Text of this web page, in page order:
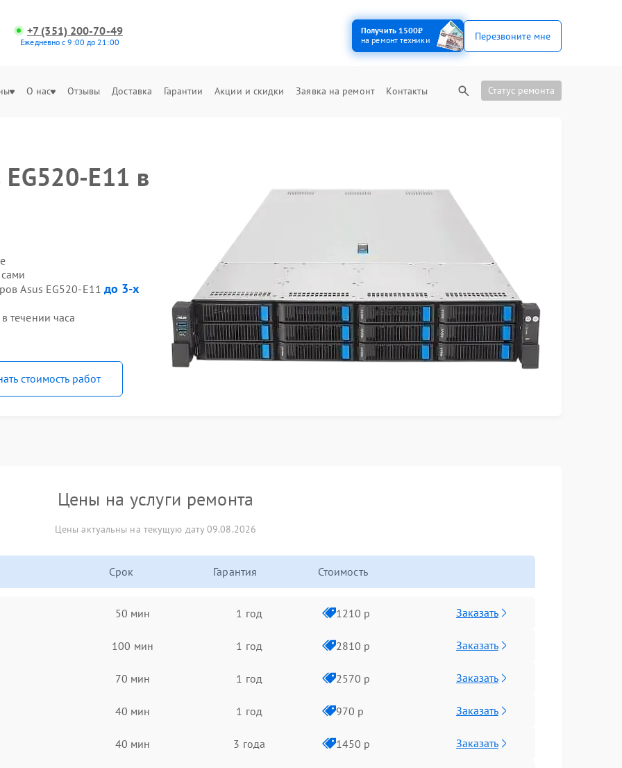
+7 (351) 200-70-49
Ежедневно с 9:00 до 21:00
Получить 1500₽
на ремонт техники
Перезвоните мне
О нас Отзывы Доставка Гарантии Акции и скидки Заявка на ремонт Контакты Статус ремонта
E11 в
Asus EG520-E11 до 3-х
течении часа
стоимость работ
Цены на услуги ремонта
Цены актуальны на текущую дату 09.08.2026
Срок Гарантия Стоимость
50 мин 1 год 1210 р Заказать
100 мин 1 год 2810 р Заказать
70 мин 1 год 2570 р Заказать
40 мин 1 год 970 р Заказать
40 мин 3 года 1450 р Заказать